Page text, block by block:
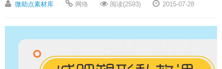
微助点素材库 网络 阅读(2593) 2015-07-28